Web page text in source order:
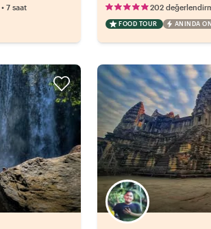
• 7 saat 202
FOOD TOUR ANINDA